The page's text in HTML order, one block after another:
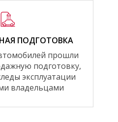
ПОДГОТОВКА
прошли
подготовку,
эксплуатации
владельцами